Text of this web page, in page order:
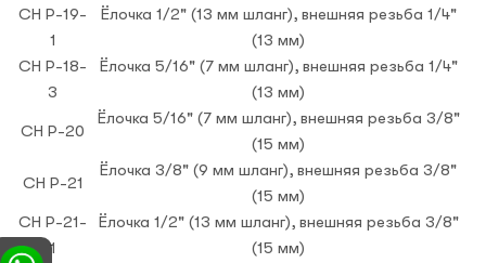
CH P-19-
1
Ёлочка 1/2" (13 мм шланг), внешняя резьба 1/4"
(13 мм)
CH P-18-
3
Ёлочка 5/16" (7 мм шланг), внешняя резьба 1/4"
(13 мм)
CH P-20
Ёлочка 5/16" (7 мм шланг), внешняя резьба 3/8"
(15 мм)
CH P-21
Ёлочка 3/8" (9 мм шланг), внешняя резьба 3/8"
(15 мм)
CH P-21-
1
Ёлочка 1/2" (13 мм шланг), внешняя резьба 3/8"
(15 мм)